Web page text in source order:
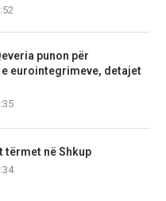
punon për
eurointegrimeve, detajet
tërmet në Shkup